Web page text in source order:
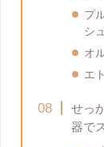
プ
シ
オ
エ
せっ
器で